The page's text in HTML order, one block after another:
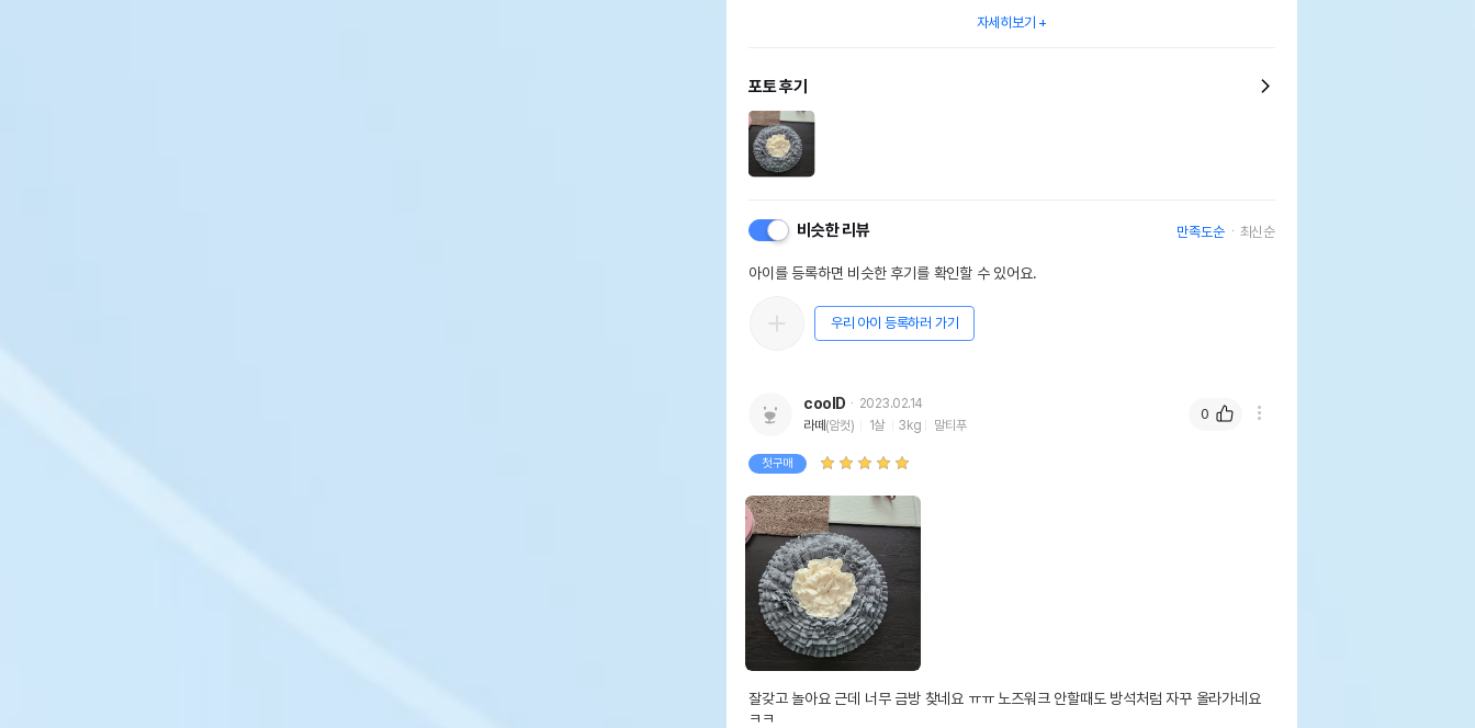
자세히보기
포토 후기
비슷한 리뷰 만족도순 최신순
아이를 등록하면 비슷한 후기를 확인할 수 있어요.
우리 아이 등록하러 가기
coolD
2023.02.14
라떼(암컷) 1살 3kg 말티푸
첫구매
잘갖고 놀아요 근데 너무 금방 찾네요 ㅠㅠ 노즈워크 안할때도 방석처럼 자꾸 올라가네요
ㅋㅋ
0